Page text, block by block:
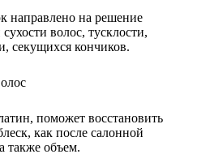
направлено на решение
волос, тусклости,
секущихся кончиков.
поможет восстановить
как после салонной
также объем.